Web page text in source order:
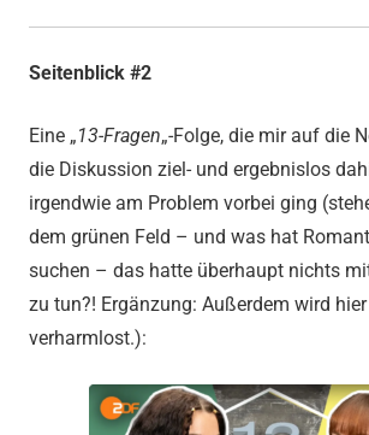
Seitenblick #2
Eine „13-Fragen„-Folge, die mir auf die
die Diskussion ziel- und ergebnislos
irgendwie am Problem vorbei ging
dem grünen Feld – und was hat
suchen – das hatte überhaupt nichts
zu tun?! Ergänzung: Außerdem wird
verharmlost.):